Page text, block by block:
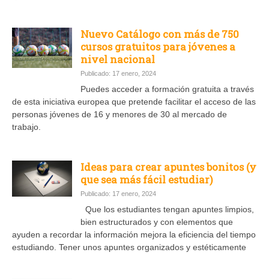
Nuevo Catálogo con más de 750
cursos gratuitos para jóvenes a
nivel nacional
Publicado: 17 enero, 2024
Puedes acceder a formación gratuita a través
de esta iniciativa europea que pretende facilitar el acceso de las
personas jóvenes de 16 y menores de 30 al mercado de
trabajo.
Ideas para crear apuntes bonitos (y
que sea más fácil estudiar)
Publicado: 17 enero, 2024
Que los estudiantes tengan apuntes limpios,
bien estructurados y con elementos que
ayuden a recordar la información mejora la eficiencia del tiempo
estudiando. Tener unos apuntes organizados y estéticamente